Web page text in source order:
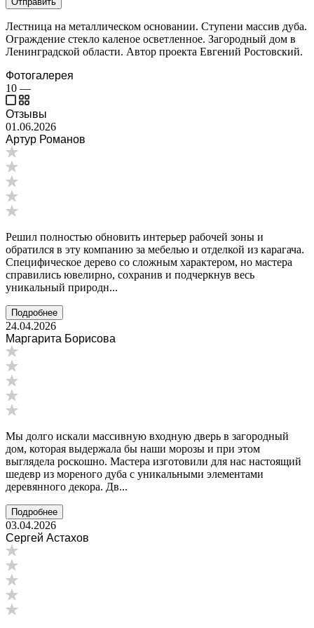
Лестница на металлическом основании. Ступени массив дуба.
Ограждение стекло каленое осветленное. Загородный дом в
Ленинградской области. Автор проекта Евгений Ростовский.
Фотогалерея
10 —
Отзывы
01.06.2026
Артур Романов
Решил полностью обновить интерьер рабочей зоны и
обратился в эту компанию за мебелью и отделкой из карагача.
Специфическое дерево со сложным характером, но мастера
справились ювелирно, сохранив и подчеркнув весь
уникальный природн...
Подробнее
24.04.2026
Маргарита Борисова
Мы долго искали массивную входную дверь в загородный
дом, которая выдержала бы наши морозы и при этом
выглядела роскошно. Мастера изготовили для нас настоящий
шедевр из мореного дуба с уникальными элементами
деревянного декора. Дв...
Подробнее
03.04.2026
Сергей Астахов